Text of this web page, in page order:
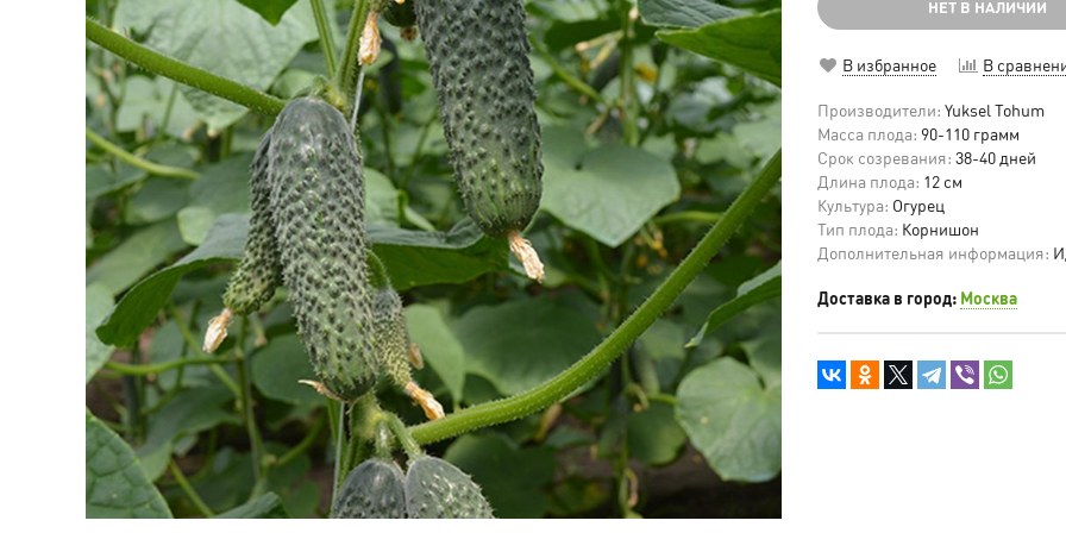
НЕТ В НАЛИЧИИ
В избранное В
Производители: Yuksel Tohum
Масса плода: 90-110 грамм
Срок созревания: 38-40 дней
Длина плода: 12 см
Культура: Огурец
Тип плода: Корнишон
Дополнительная информация:
Доставка в город: Москва